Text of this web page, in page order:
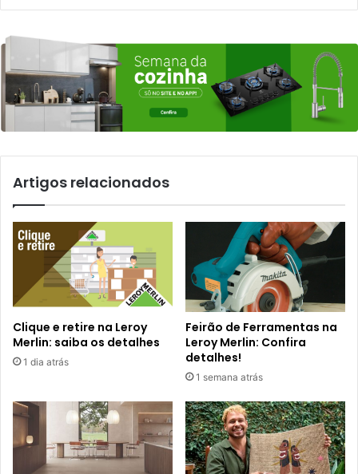
Artigos relacionados
Clique e retire na Leroy
Merlin: saiba os detalhes
1 dia atrás
Feirão de Ferramentas na
Leroy Merlin: Confira
detalhes!
1 semana atrás